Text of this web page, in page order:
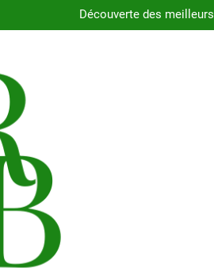
Découverte des
Comment choisir le porte-